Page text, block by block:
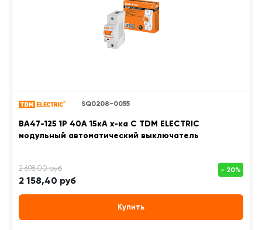
SQ0208-0055
ВА47-125 1Р 40А 15кА х-ка С TDM ELECTRIC
модульный автоматический выключатель
2 158,40 руб
Купить